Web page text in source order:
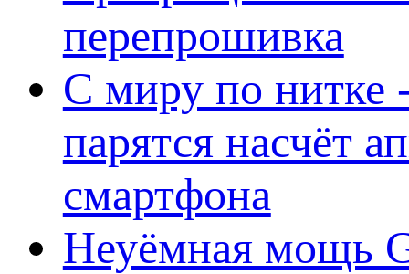
перепрошивка
С миру по нитке
парятся насчёт
смартфона
Неуёмная мощь